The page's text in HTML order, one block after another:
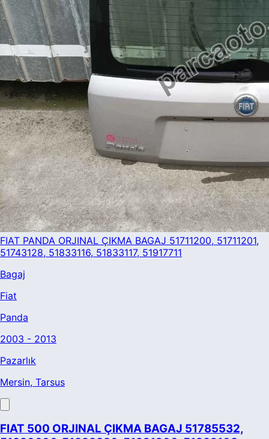
FIAT PANDA ORJINAL ÇIKMA BAGAJ 51711200, 51711201,
51743128, 51833116, 51833117, 51917711
Bagaj
Fiat
Panda
2003 - 2013
Pazarlık
Mersin, Tarsus
FIAT 500 ORJINAL ÇIKMA BAGAJ 51785532,